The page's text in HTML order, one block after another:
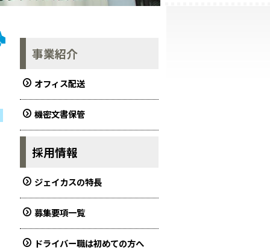
事業紹介
オフィス配送
機密文書保管
採用情報
ジェイカスの特長
募集要項一覧
ドライバー職は初めての方へ